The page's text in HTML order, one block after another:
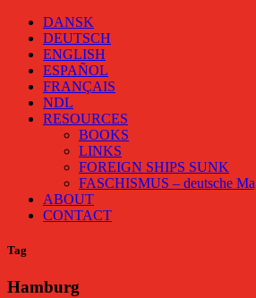
DANSK
DEUTSCH
ENGLISH
ESPAÑOL
FRANÇAIS
NDL
RESOURCES
BOOKS
LINKS
FOREIGN SHIPS SUNK
FASCHISMUS – deutsche
ABOUT
CONTACT
Tag
Hamburg